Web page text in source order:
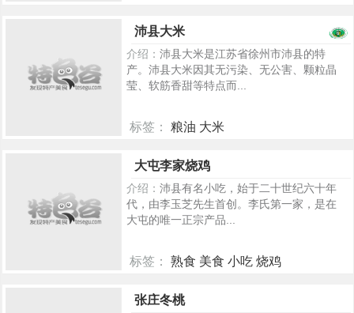
沛县大米
介绍： 沛县大米是江苏省徐州市沛县的特
产。沛县大米因其无污染、无公害、颗粒晶
莹、软筋香甜等特点而...
标签： 粮油 大米
大屯李家烧鸡
介绍： 沛县有名小吃，始于二十世纪六十年
代，由李玉芝先生首创。李氏第一家，是在
大屯的唯一正宗产品...
标签： 熟食 美食 小吃 烧鸡
张庄冬桃